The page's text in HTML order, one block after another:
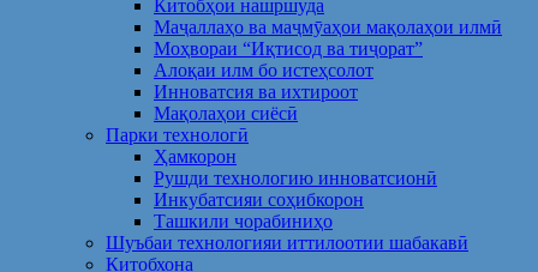
Китобҳои нашршуда
Маҷаллаҳо ва маҷмӯаҳои мақолаҳои илмӣ
Моҳвораи “Иқтисод ва тиҷорат”
Алоқаи илм бо истеҳсолот
Инноватсия ва ихтироот
Мақолаҳои сиёсӣ
Парки технологӣ
Ҳамкорон
Рушди технологию инноватсионӣ
Инкубатсияи соҳибкорон
Ташкили чорабиниҳо
Шуъбаи технологияи иттилоотии шабакавӣ
Китобхона